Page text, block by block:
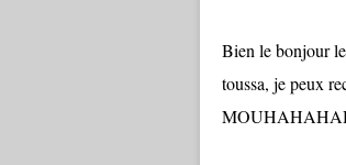
Bien le bonjour
toussa, je peux